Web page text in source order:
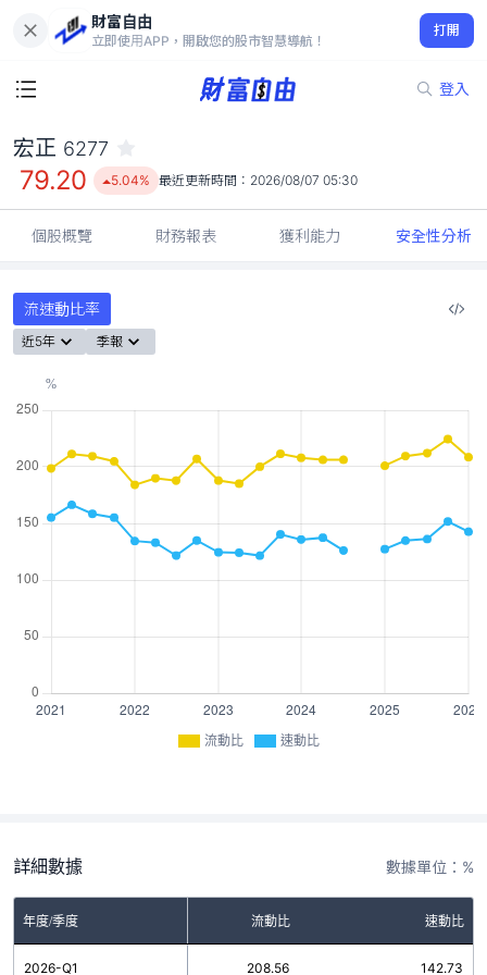
財富自由
立即使用APP，開啟您的股市智慧導航！
打開
登入
79.20
5.04%
宏正 6277
79.20 5.04% 最近更新時間： 2026/08/07 05:30
個股概覽 財務報表 獲利能力 安全性分析
流速動比率
近5年 季報
流動比 速動比
詳細數據 數據單位：%
年度/季度 流動比 速動比
2026-Q1 208.56 142.73